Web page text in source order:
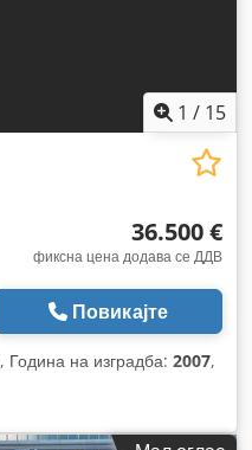
1 / 15
36.500 €
фиксна цена додава се ДДВ
Повикајте
, Година на изградба: 2007,